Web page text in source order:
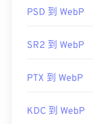
初始發布日期：
href="https://
實用連結：
相關 WebP 工具
PSD 到 WebP
SR2 到 WebP
PTX 到 WebP
KDC 到 WebP